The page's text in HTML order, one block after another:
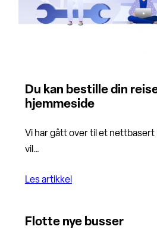
Du kan bestille din
hjemmeside
Vi har gått over til et
vil…
Les artikkel
Flotte nye busser